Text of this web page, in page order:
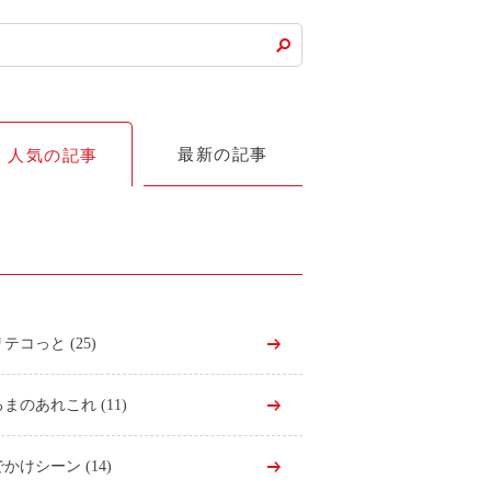
人気の記事 最新の記事
テコっと (25)
まのあれこれ (11)
かけシーン (14)